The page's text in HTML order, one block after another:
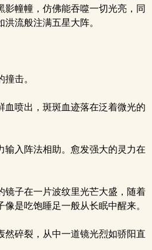
影幢幢，仿佛能吞噬一切光亮，同
流般注满五星大阵。
击。
喷出，斑斑血迹落在泛着微光的
入阵法相助。愈发强大的灵力在
子在一片波纹里光芒大盛，随着
是吃饱睡足一般从长眠中醒来。
碎裂，从中一道镜光烈如骄阳直